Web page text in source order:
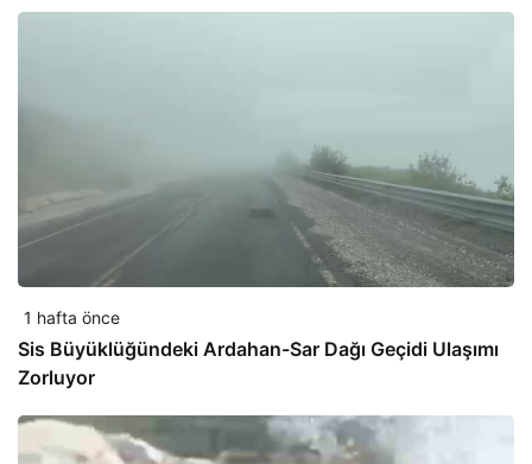
1 hafta önce
Sis Büyüklüğündeki Ardahan-Sar Dağı Geçidi Ulaşımı
Zorluyor